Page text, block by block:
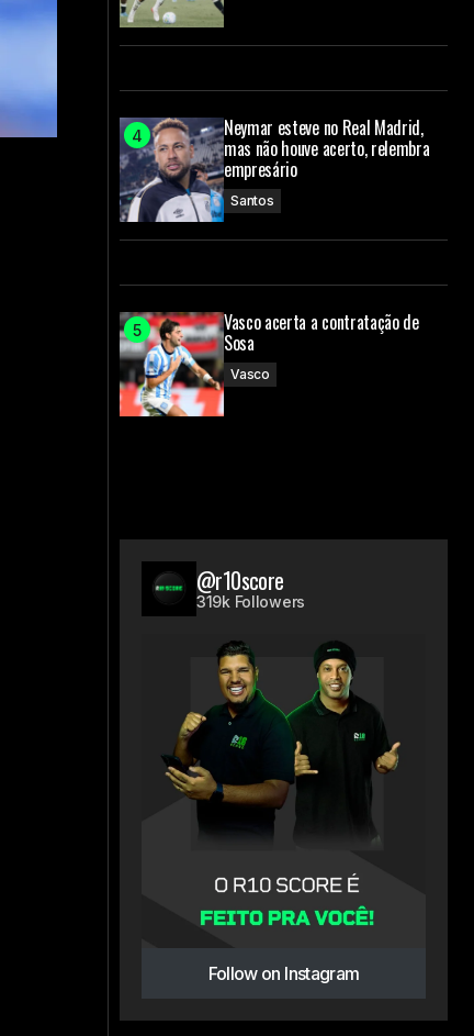
Neymar esteve no Real Madrid,
mas não houve acerto, relembra
empresário
Santos
Vasco acerta a contratação de
Sosa
Vasco
@r10score
319k Followers
Follow on Instagram